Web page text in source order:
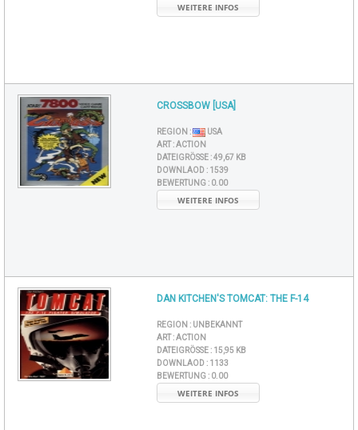
WEITERE INFOS
CROSSBOW [USA]
REGION :
USA
ART :ACTION
DATEIGRÖSSE : 49,67 KB
DOWNLAOD : 1539
BEWERTUNG : 0.00
WEITERE INFOS
DAN KITCHEN'S TOMCAT: THE F-14
REGION : UNBEKANNT
ART :ACTION
DATEIGRÖSSE : 15,95 KB
DOWNLAOD : 1133
BEWERTUNG : 0.00
WEITERE INFOS